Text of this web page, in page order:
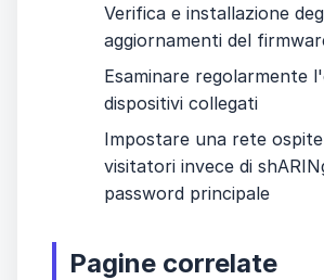
Verifica e installazione
aggiornamenti del
Esaminare regolarmente
dispositivi collegati
Impostare una rete
visitatori invece di
password principale
Pagine correlate